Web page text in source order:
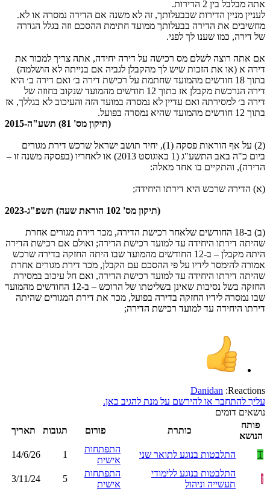
אתה מבלבל בין 2 הדירות.
לעניין מניין הדירות שבבעלותך, זה לא משנה אם הדירה נמסרה או לא.
מחשיבים את הדירה בבעלותך ממועד חתימת ההסכם וזה בגלל הגדרה
של דירה, כמו שענו לך לפני.
אם אתה רוצה לשלם מס רכישה על דירה יחידה, אתה צריך למכור את
דירה א (או את הזכות שיש לך מהקבלן לגביה אם בנייתה לא הושלמה)
בתוך 18 חודשים מהמועד שחתמת על רכישת דירה ב׳ ואם דירה ב׳ היא
דירה הנרכשת מקבלן אז בתוך 12 חודשים מהמועד שנקוב בחוזה של
דירה ב׳ למסירתה ואם עדיין לא נמסרה במועד הזה והעיכוב לא בגללך, אז
בתוך 12 חודשים מהמועד שהיא נמסרה בפועל.
(תיקון מס' 81) תשע"ה-2015
(2) על אף הוראות פסקה (1), יחיד תושב ישראל שרכש דירת מגורים
ביום כ"ה באב התשע"ג (1 באוגוסט 2013) או לאחריו (בפסקה משנה זו –
הדירה), והתקיים בו אחד מאלה:
(א) הדירה שרכש היא דירתו היחידה;
(תיקון מס' 102 הוראת שעה) תשפ"ג-2023
(ב) ב-18 החודשים שלאחר רכישת הדירה, מכר דירת מגורים אחרת
שהיתה דירתו היחידה עד למועד רכישת הדירה; ואולם אם רכישת הדירה
היתה מקבלן – ב-12 החודשים מהמועד שבו היתה החזקה בדירה שרכש
אמורה להימסר לידיו על פי ההסכם עם הקבלן, מכר דירת מגורים אחרת
שהיתה דירתו היחידה עד למועד רכישת הדירה, ואם חל עיכוב במסירת
החזקה בשל נסיבות שאינן בשליטתו של הרוכש – ב-12 החודשים מהמועד
שבו נמסרה לידיו החזקה בדירה בפועל, מכר את דירת המגורים שהיתה
דירתו היחידה עד למועד רכישת הדירה;
Reactions:
Danidan
עליך להתחבר או להירשם על מנת להגיב כאן.
נושאים דומים
פותח
הנושא
כותרת פורום תגובות תאריך
T התלבטות בנוגע לתואר שני
התפתחות
אישית
1
14/6/26
ז
התלבטות בנוגע ללימודי
תעשייה וניהול
התפתחות
אישית
5
3/11/24